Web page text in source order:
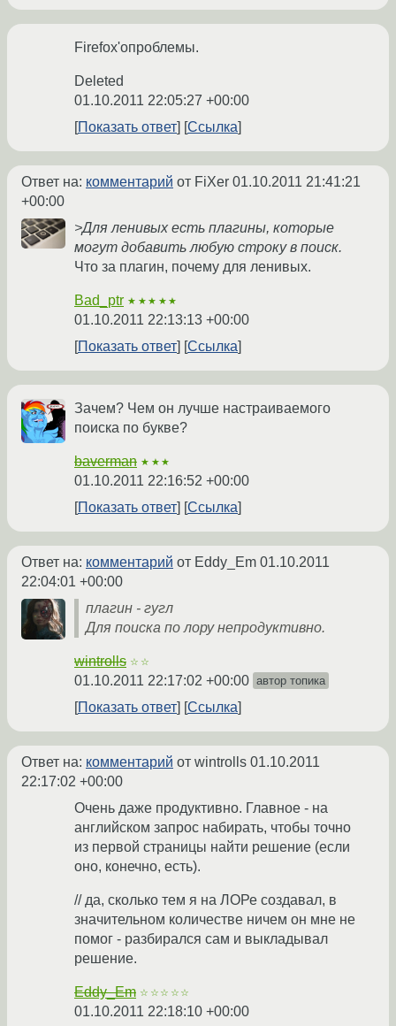
Firefox'опроблемы.
Deleted
01.10.2011 22:05:27 +00:00
Показать ответ
Ссылка
Ответ на: комментарий от FiXer 01.10.2011 21:41:21
+00:00
>Для ленивых есть плагины, которые
могут добавить любую строку в поиск.
Что за плагин, почему для ленивых.
Bad_ptr ★★★★★
01.10.2011 22:13:13 +00:00
Показать ответ
Ссылка
Зачем? Чем он лучше настраиваемого
поиска по букве?
baverman ★★★
01.10.2011 22:16:52 +00:00
Показать ответ
Ссылка
Ответ на: комментарий от Eddy_Em 01.10.2011
22:04:01 +00:00
плагин - гугл
Для поиска по лору непродуктивно.
wintrolls ☆☆
01.10.2011 22:17:02 +00:00 автор топика
Показать ответ Ссылка
Ответ на: комментарий от wintrolls 01.10.2011
22:17:02 +00:00
Очень даже продуктивно. Главное - на
английском запрос набирать, чтобы точно
из первой страницы найти решение (если
оно, конечно, есть).
// да, сколько тем я на ЛОРе создавал, в
значительном количестве ничем он мне не
помог - разбирался сам и выкладывал
решение.
Eddy_Em ☆☆☆☆☆
01.10.2011 22:18:10 +00:00